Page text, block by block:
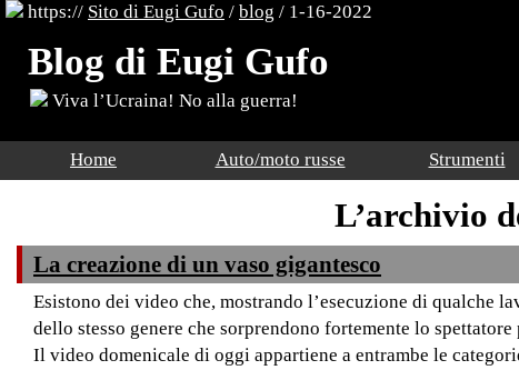
https:// Sito di Eugi Gufo / blog / 1-16-2022
Blog di Eugi Gufo
Viva l’Ucraina! No alla guerra!
Home Auto/moto russe Strumenti
L’archivio
La creazione di un vaso gigantesco
Esistono dei video che, mostrando l’esecuzione di qualche
dello stesso genere che sorprendono fortemente lo
Il video domenicale di oggi appartiene a entrambe le